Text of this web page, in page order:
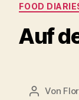
FOOD
Auf
Von